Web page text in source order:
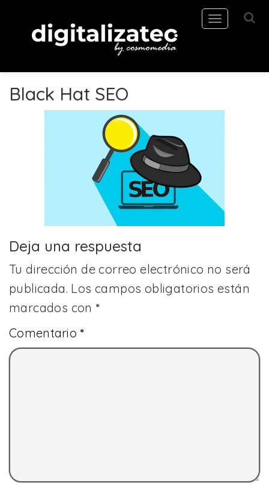
Toggle
navigation
Black Hat SEO
Deja una respuesta
Tu dirección de correo electrónico no será
publicada. Los campos obligatorios están
marcados con*
Comentario*